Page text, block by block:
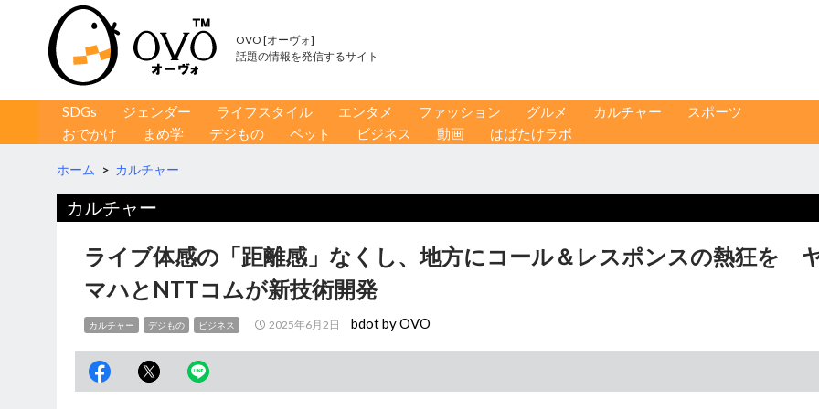
OVO [オーヴォ]
話題の情報を発信するサイト
コンテンツへ移動
SDGs ジェンダー ライフスタイル エンタメ ファッション グルメ カルチャー
スポーツ
おでかけ
まめ学 デジもの ペット ビジネス 動画 はばたけラボ
ホーム > カルチャー
カルチャー
ライブ体感の「距離感」なくし、地方にコール＆レスポンスの熱狂を
マハとNTTコムが新技術開発
カルチャー デジもの ビジネス 2025年6月2日 bdot by OVO